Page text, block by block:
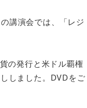
講演会では、「レジ
の発行と米ドル覇権
しました。DVDをご